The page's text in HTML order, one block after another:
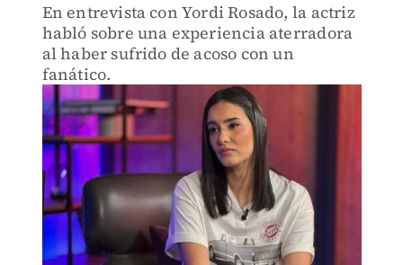
En entrevista con Yordi Rosado, la actriz
habló sobre una experiencia aterradora
al haber sufrido de acoso con un
fanático.